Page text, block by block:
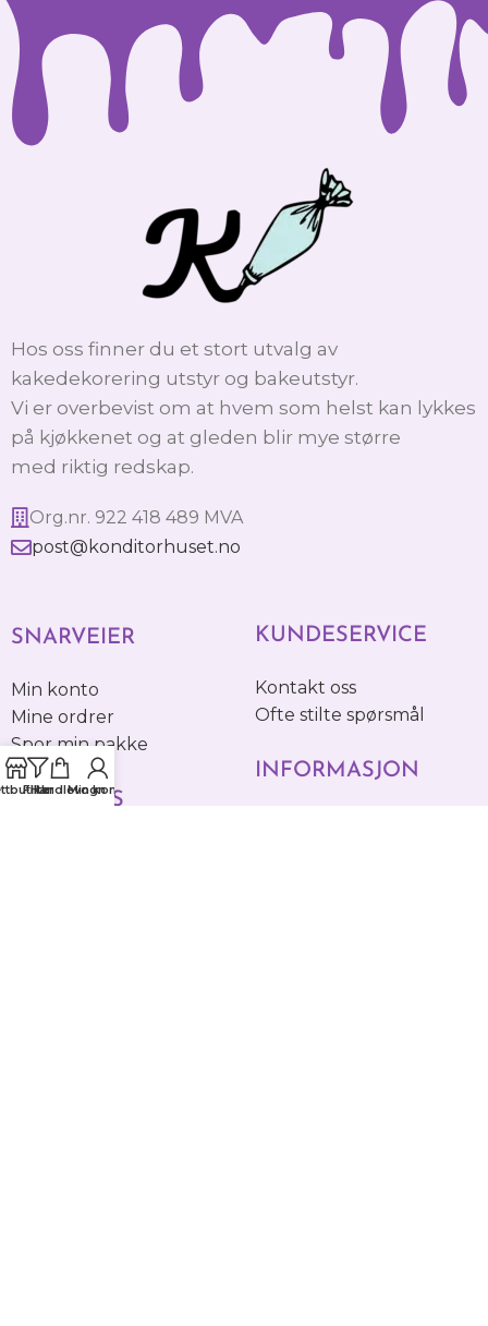
Hos oss finner du et stort utvalg av
kakedekorering utstyr og bakeutstyr.
Vi er overbevist om at hvem som helst kan lykkes
på kjøkkenet og at gleden blir mye større
med riktig redskap.
Org.nr. 922 418 489 MVA
post@konditorhuset.no
SNARVEIER
Min konto
Mine ordrer
Spor min pakke
FØLG OSS
KUNDESERVICE
Kontakt oss
Ofte stilte spørsmål
INFORMASJON
Filter
Handlevogn
Min konto